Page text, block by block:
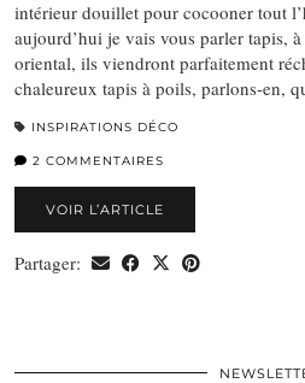
intérieur douillet pour cocooner tout
aujourd’hui je vais vous parler tapis,
oriental, ils viendront parfaitement
chaleureux tapis à poils, parlons-en,
INSPIRATIONS DÉCO
2 COMMENTAIRES
VOIR L’ARTICLE
Partager: